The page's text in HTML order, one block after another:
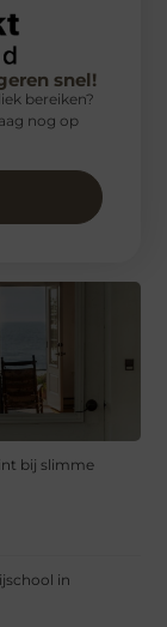
bij slimme
in
snel!
bereiken?
nog op